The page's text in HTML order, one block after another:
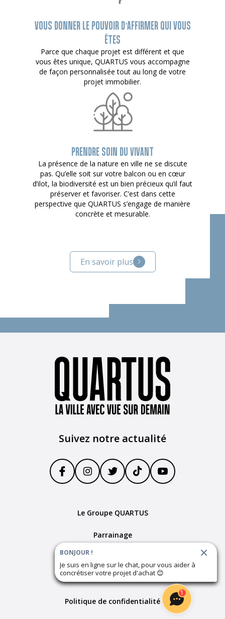
VOUS DONNER LE POUVOIR D’AFFIRMER QUI VOUS
ÊTES
Parce que chaque projet est différent et que
vous êtes unique, QUARTUS vous accompagne
de façon personnalisée tout au long de votre
projet immobilier.
PRENDRE SOIN DU VIVANT
La présence de la nature en ville ne se discute
pas. Qu’elle soit sur votre balcon ou en cœur
d’ilot, la biodiversité est un bien précieux qu’il faut
préserver et favoriser. C’est dans cette
perspective que QUARTUS s’engage de manière
concrète et mesurable.
En savoir plus
Suivez notre actualité
Le Groupe QUARTUS
Parrainage
Devenir partenaire
Plan du site
Politique de confidentialité
1
BONJOUR !
Je suis en ligne sur le chat, pour vous aider à
concrétiser votre projet d'achat 😊